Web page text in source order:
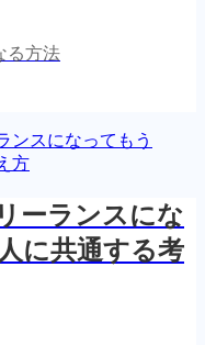
る方法
ーランスにな
に共通する考